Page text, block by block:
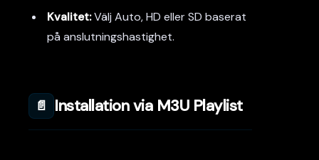
Kvalitet:Välj Auto, HD eller SD baserat
på anslutningshastighet.
📄 Installation via M3U Playlist